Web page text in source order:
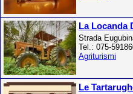
La Locanda
Strada
Tel.: 075-
Agriturismi
Le